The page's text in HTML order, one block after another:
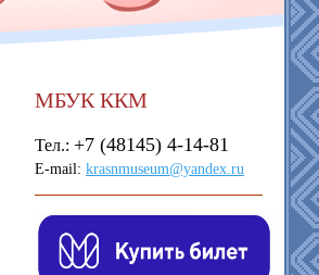
МБУК ККМ
Тел.: +7 (48145) 4-14-81
E-mail: krasnmuseum@yandex.ru